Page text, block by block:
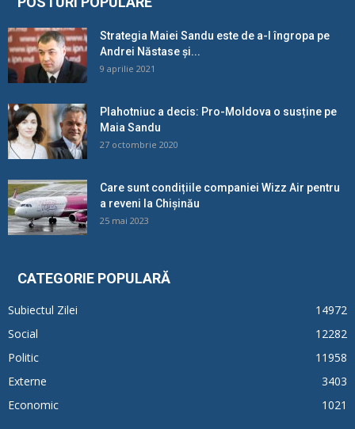
Strategia Maiei Sandu este de a-l îngropa pe
Andrei Năstase și...
9 aprilie 2021
Plahotniuc a decis: Pro-Moldova o susține pe
Maia Sandu
27 octombrie 2020
Care sunt condițiile companiei Wizz Air pentru
a reveni la Chișinău
25 mai 2023
CATEGORIE POPULARĂ
Subiectul Zilei
14972
Social
12282
Politic
11958
Externe
3403
Economic
1021